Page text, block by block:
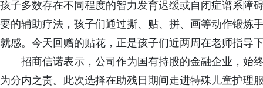
孩子多数存在不同程度的智力发育迟缓或自闭症谱系障
要的辅助疗法，孩子们通过撕、贴、拼、画等动作锻炼
就感。今天回赠的贴花，正是孩子们近两周在老师指导
招商信诺表示，公司作为国有持股的金融企业，始
为分内之责。此次选择在助残日期间走进特殊儿童护理